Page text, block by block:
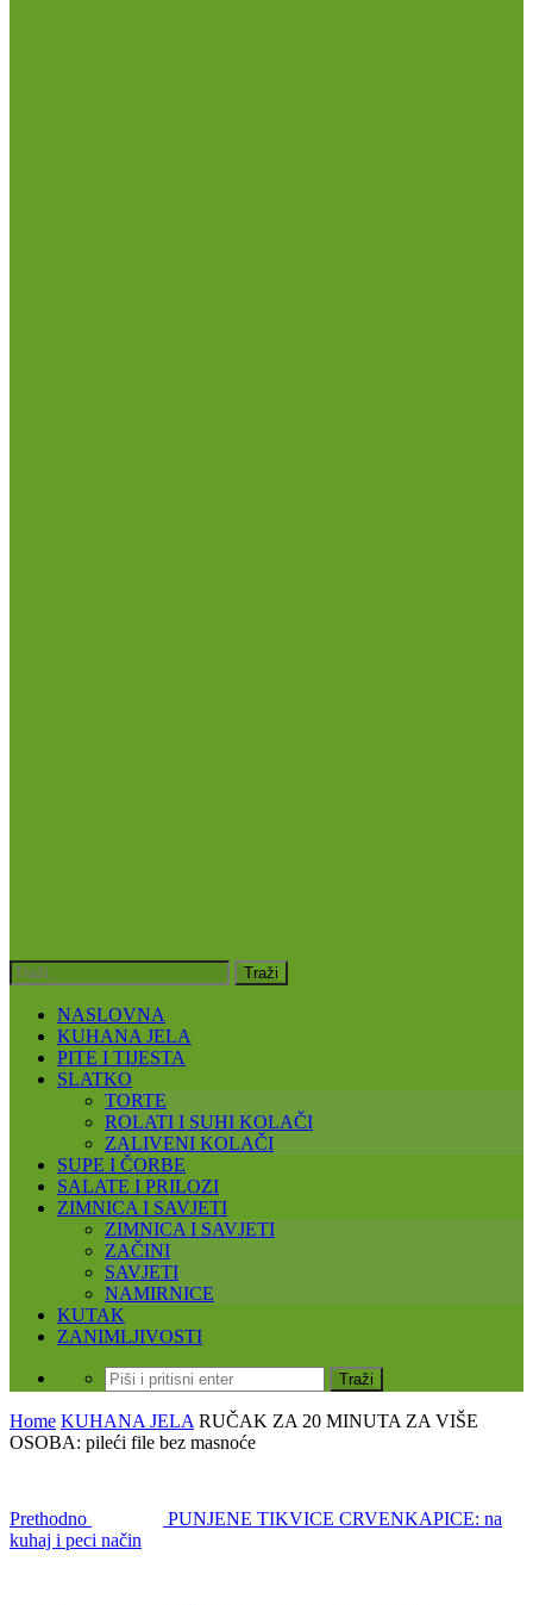
NASLOVNA
KUHANA JELA
PITE I TIJESTA
SLATKO
TORTE
ROLATI I SUHI KOLAČI
ZALIVENI KOLAČI
SUPE I ČORBE
SALATE I PRILOZI
ZIMNICA I SAVJETI
ZIMNICA I SAVJETI
ZAČINI
SAVJETI
NAMIRNICE
KUTAK
ZANIMLJIVOSTI
Home KUHANA JELA RUČAK ZA 20 MINUTA ZA VIŠE
OSOBA: pileći file bez masnoće
Prethodno
PUNJENE TIKVICE CRVENKAPICE: na
kuhaj i peci način